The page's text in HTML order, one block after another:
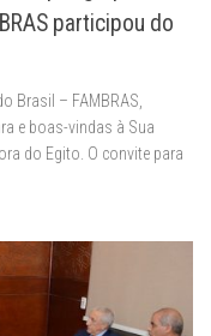
participou do
Brasil – FAMBRAS,
e boas-vindas à Sua
do Egito. O convite para